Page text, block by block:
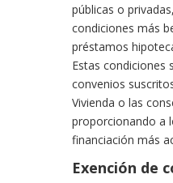
públicas o
condiciones más
préstamos
Estas condiciones
convenios
Vivienda o las
proporcionando a
financiación más
Exención de